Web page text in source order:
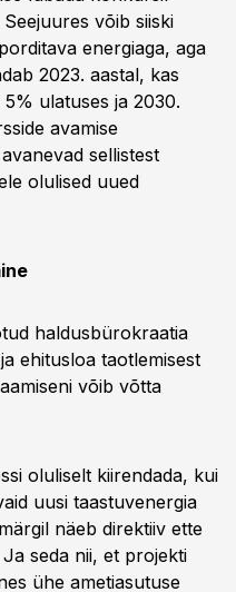
võib siiski
energiaga, aga
2023. aastal, kas
ulatuses ja 2030.
avamise
sellistest
olulised uued
haldusbürokraatia
ehitusloa taotlemisest
võib võtta
oluliselt kiirendada, kui
uusi taastuvenergia
näeb direktiiv ette
seda nii, et projekti
ühe ametiasutuse